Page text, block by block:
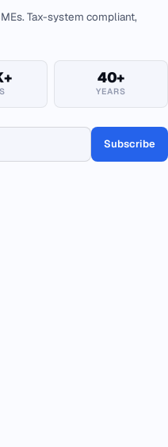
Tax-system compliant,
40+
YEARS
Subscribe